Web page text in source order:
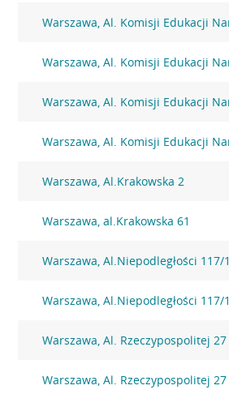
Warszawa, Al. Komisji Edukacji
Warszawa, Al. Komisji Edukacji
Warszawa, Al. Komisji Edukacji
Warszawa, Al. Komisji Edukacji
Warszawa, Al.Krakowska 2
Warszawa, al.Krakowska 61
Warszawa, Al.Niepodległości 117/
Warszawa, Al.Niepodległości 117/
Warszawa, Al. Rzeczypospolitej 27
Warszawa, Al. Rzeczypospolitej 27